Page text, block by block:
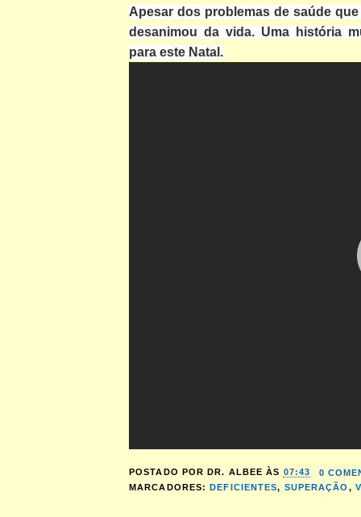
Apesar dos problemas de saúde
desanimou da vida. Uma história
para este Natal.
POSTADO POR DR. ALBEE ÀS 07:43
0
MARCADORES:
DEFICIENTES, SUPERAÇÃO ,